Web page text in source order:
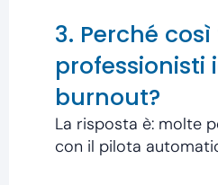
3. Perché
professionisti
burnout?
La risposta è: molte
con il pilota